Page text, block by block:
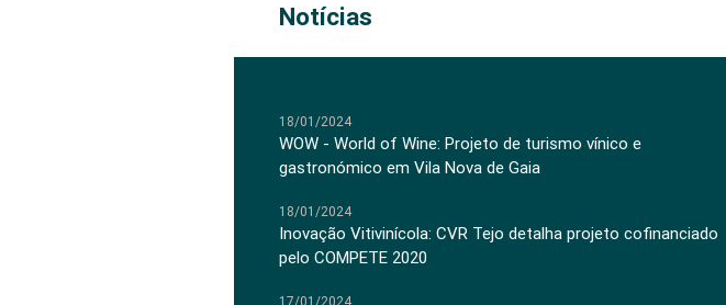
Notícias
18/01/2024
WOW - World of Wine: Projeto de turismo vínico e
gastronómico em Vila Nova de Gaia
18/01/2024
Inovação Vitivinícola: CVR Tejo detalha projeto cofinanciado
pelo COMPETE 2020
17/01/2024